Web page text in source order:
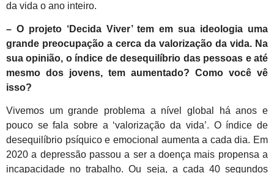
da vida o ano inteiro.
– O projeto ‘Decida Viver’ tem em sua ideologia uma
grande preocupação a cerca da valorização da vida. Na
sua opinião, o índice dedesequilíbrio das pessoas e até
mesmo dos jovens, tem aumentado? Como você vê
isso?
Vivemos um grande problema a nível global há anos e
pouco se fala sobre a ‘valorização da vida’. O índice de
desequilíbrio psíquico e emocional aumenta a cada dia. Em
2020 a depressão passou a ser a doença mais propensa a
incapacidade no trabalho. Ou seja, a cada 40 segundos